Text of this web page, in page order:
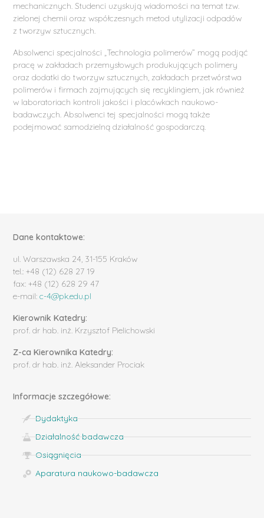
mechanicznych. Studenci uzyskują wiadomości na temat tzw.
zielonej chemii oraz współczesnych metod utylizacji odpadów
z tworzyw sztucznych.
Absolwenci specjalności „Technologia polimerów” mogą podjąć
pracę w zakładach przemysłowych produkujących polimery
oraz dodatki do tworzyw sztucznych, zakładach przetwórstwa
polimerów i firmach zajmujących się recyklingiem, jak również
w laboratoriach kontroli jakości i placówkach naukowo-
badawczych. Absolwenci tej specjalności mogą także
podejmować samodzielną działalność gospodarczą.
Dane kontaktowe:
ul. Warszawska 24, 31-155 Kraków
tel.: +48 (12) 628 27 19
fax: +48 (12) 628 29 47
e-mail:c-4@pk.edu.pl
Kierownik Katedry:
prof. dr hab. inż. Krzysztof Pielichowski
Z-ca Kierownika Katedry:
prof. dr hab. inż. Aleksander Prociak
Informacje szczegółowe:
Dydaktyka
Działalność badawcza
Osiągnięcia
Aparatura naukowo-badawcza